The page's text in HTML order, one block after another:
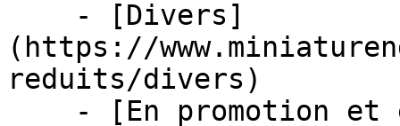
(https://
reduits/divers)